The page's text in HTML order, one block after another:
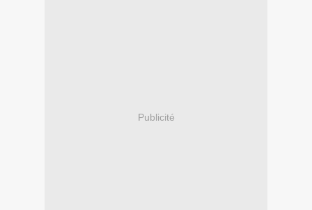
Publicité